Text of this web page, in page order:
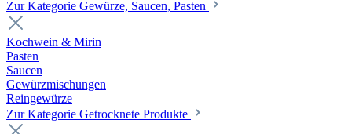
Zur Kategorie Gewürze, Saucen, Pasten
Kochwein & Mirin
Pasten
Saucen
Gewürzmischungen
Reingewürze
Zur Kategorie Getrocknete Produkte